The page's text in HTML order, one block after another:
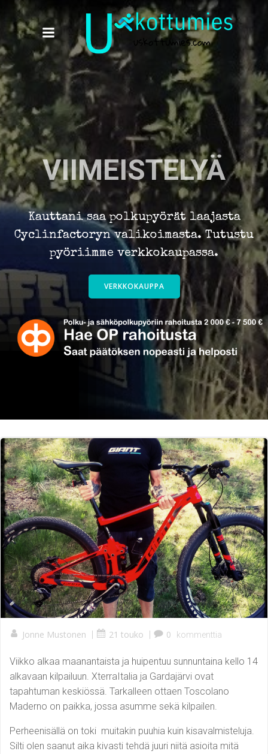
Skip
to
content
VIIMEISTELYÄ
Kauttani saa polkupyörät laajasta
Cyclinfactoryn valikoimasta. Tutustu
pyöriimme verkkokaupassa.
VERKKOKAUPPA
Jonne Mustonen | 21 touko | 0 kommenttia
Viikko alkaa maanantaista ja huipentuu sunnuntaina kello 14
alkavaan kilpailuun. XterraItalia ja Gardajärvi ovat
tapahtuman keskiössä. Tarkalleen ottaen Toscolano
Maderno on paikka, jossa asumme sekä kilpailen.
Perheenisällä on toki muitakin puuhia kuin kisavalmisteluja.
Silti olen saanut aika kivasti tehdä juuri niitä asioita mitä